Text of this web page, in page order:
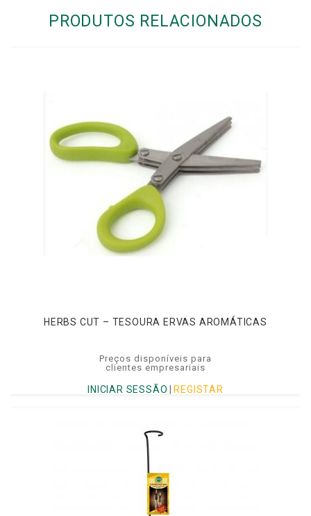
PRODUTOS RELACIONADOS
HERBS CUT – TESOURA ERVAS AROMÁTICAS
Preços disponíveis para
clientes empresariais
INICIAR SESSÃO REGISTAR